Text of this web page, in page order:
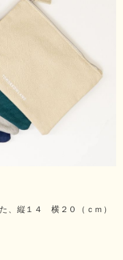
、縦１４ 横２０（ｃｍ）